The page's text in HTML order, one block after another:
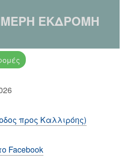
ΕΚΔΡΟΜΗ
προς Καλλιρόης)
Facebook